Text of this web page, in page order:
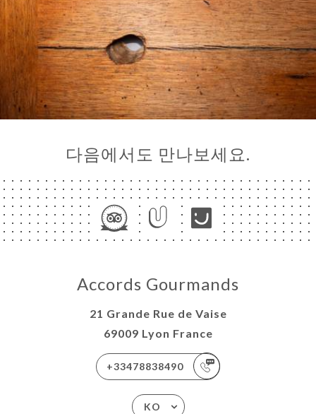
다음에서도 만나보세요.
Accords Gourmands
21 Grande Rue de Vaise
69009 Lyon France
+33478838490
KO